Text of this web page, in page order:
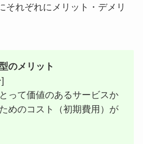
それぞれにメリット・デメリ
のメリット
って価値のあるサービスか
めのコスト（初期費用）が